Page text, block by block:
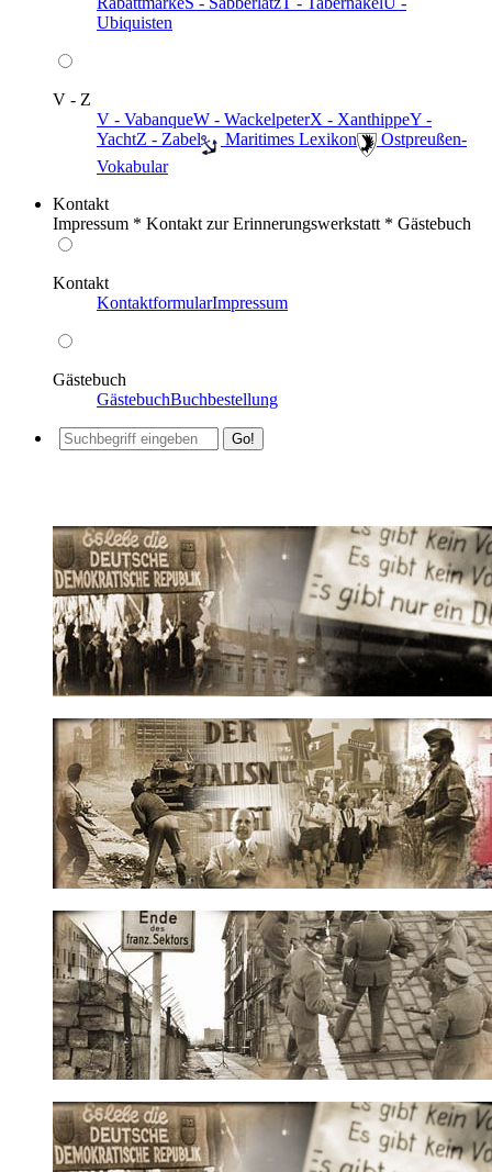
Ubiquisten
V - Z
V - VabanqueW - WackelpeterX - XanthippeY -
YachtZ - Zabel ️ Maritimes Lexikon
️ Ostpreußen-
Vokabular
Kontakt
Impressum * Kontakt zur Erinnerungswerkstatt * Gästebuch
Kontakt
KontaktformularImpressum
Gästebuch
GästebuchBuchbestellung